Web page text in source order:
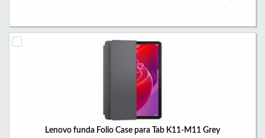
Lenovo funda Folio Case para Tab K11-M11 Grey